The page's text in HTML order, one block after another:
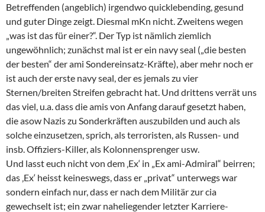
Betreffenden (angeblich) irgendwo quicklebending, gesund
und guter Dinge zeigt. Diesmal mKn nicht. Zweitens wegen
„was ist das für einer?“. Der Typ ist nämlich ziemlich
ungewöhnlich; zunächst mal ist er ein navy seal („die besten
der besten“ der ami Sondereinsatz-Kräfte), aber mehr noch er
ist auch der erste navy seal, der es jemals zu vier
Sternen/breiten Streifen gebracht hat. Und drittens verrät uns
das viel, u.a. dass die amis von Anfang darauf gesetzt haben,
die asow Nazis zu Sonderkräften auszubilden und auch als
solche einzusetzen, sprich, als terroristen, als Russen- und
insb. Offiziers-Killer, als Kolonnensprenger usw.
Und lasst euch nicht von dem ‚Ex‘ in „Ex ami-Admiral“ beirren;
das ‚Ex‘ heisst keineswegs, dass er „privat“ unterwegs war
sondern einfach nur, dass er nach dem Militär zur cia
gewechselt ist; ein zwar naheliegender letzter Karriere-